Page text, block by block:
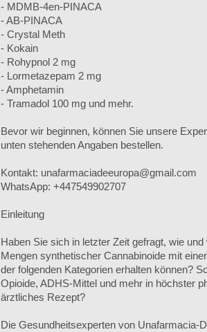
- MDMB-4en-PINACA
- AB-PINACA
- Crystal Meth
- Kokain
- Rohypnol 2 mg
- Lormetazepam 2 mg
- Amphetamin
- Tramadol 100 mg und mehr.
Bevor wir beginnen, können Sie unsere
unten stehenden Angaben bestellen.
Kontakt: unafarmaciadeeuropa@gmail.com
WhatsApp: +447549902707
Einleitung
Haben Sie sich in letzter Zeit gefragt, wie
Mengen synthetischer Cannabinoide mit
der folgenden Kategorien erhalten können?
Opioide, ADHS-Mittel und mehr in höchster
ärztliches Rezept?
Die Gesundheitsexperten von Unafarmacia-